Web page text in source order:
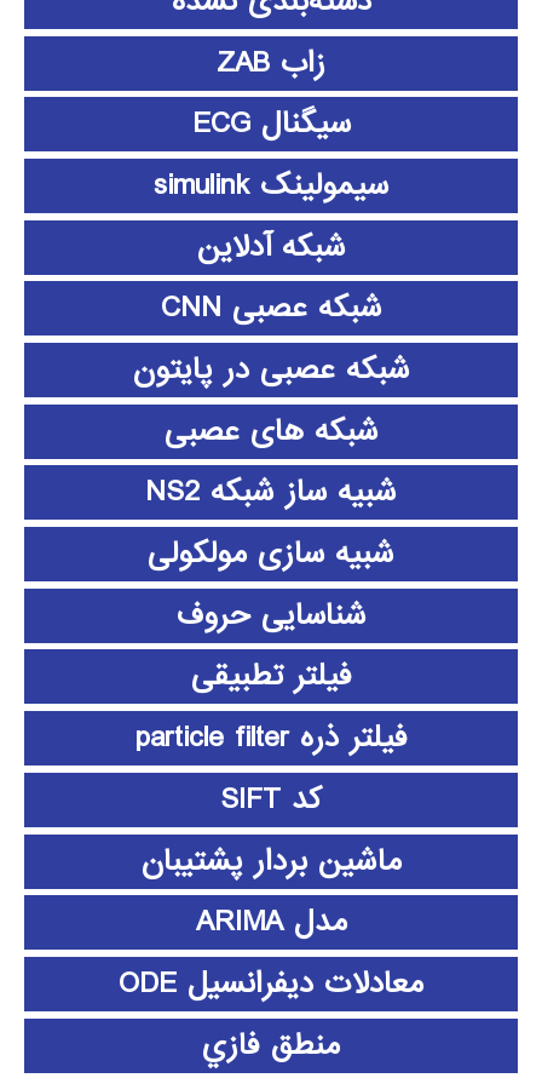
زاب ZAB
سیگنال ECG
سیمولینک simulink
شبکه آدلاین
شبکه عصبی CNN
شبکه عصبی در پایتون
شبکه های عصبی
شبیه ساز شبکه NS2
شبیه سازی مولکولی
شناسایی حروف
فیلتر تطبیقی
فیلتر ذره particle filter
کد SIFT
ماشین بردار پشتیبان
مدل ARIMA
معادلات دیفرانسیل ODE
منطق فازي